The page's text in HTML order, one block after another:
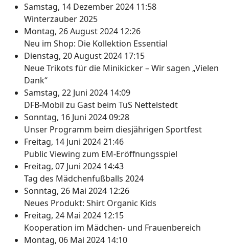
Samstag, 14 Dezember 2024 11:58
Winterzauber 2025
Montag, 26 August 2024 12:26
Neu im Shop: Die Kollektion Essential
Dienstag, 20 August 2024 17:15
Neue Trikots für die Minikicker – Wir sagen „Vielen
Dank“
Samstag, 22 Juni 2024 14:09
DFB-Mobil zu Gast beim TuS Nettelstedt
Sonntag, 16 Juni 2024 09:28
Unser Programm beim diesjährigen Sportfest
Freitag, 14 Juni 2024 21:46
Public Viewing zum EM-Eröffnungsspiel
Freitag, 07 Juni 2024 14:43
Tag des Mädchenfußballs 2024
Sonntag, 26 Mai 2024 12:26
Neues Produkt: Shirt Organic Kids
Freitag, 24 Mai 2024 12:15
Kooperation im Mädchen- und Frauenbereich
Montag, 06 Mai 2024 14:10